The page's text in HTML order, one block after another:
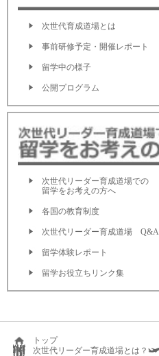
次世代育成道場とは
事前研修予定・開催レポート
留学中の様子
公開プログラム
次世代リーダー育成道場での
留学をお考えの方へ
各国の教育制度
次世代リーダー育成道場 Q&A
留学体験レポート
留学お役立ちリンク集
トップ
次世代リーダー育成道場とは？